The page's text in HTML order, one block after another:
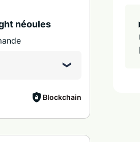
néoules
Blockchain